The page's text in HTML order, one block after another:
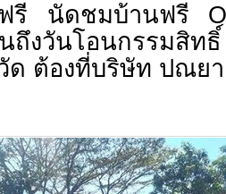
ฟรี นัดชมบ้านฟรี
ถึงวันโอนกรรมสิท
ด ต้องที่บริษัท ปณย